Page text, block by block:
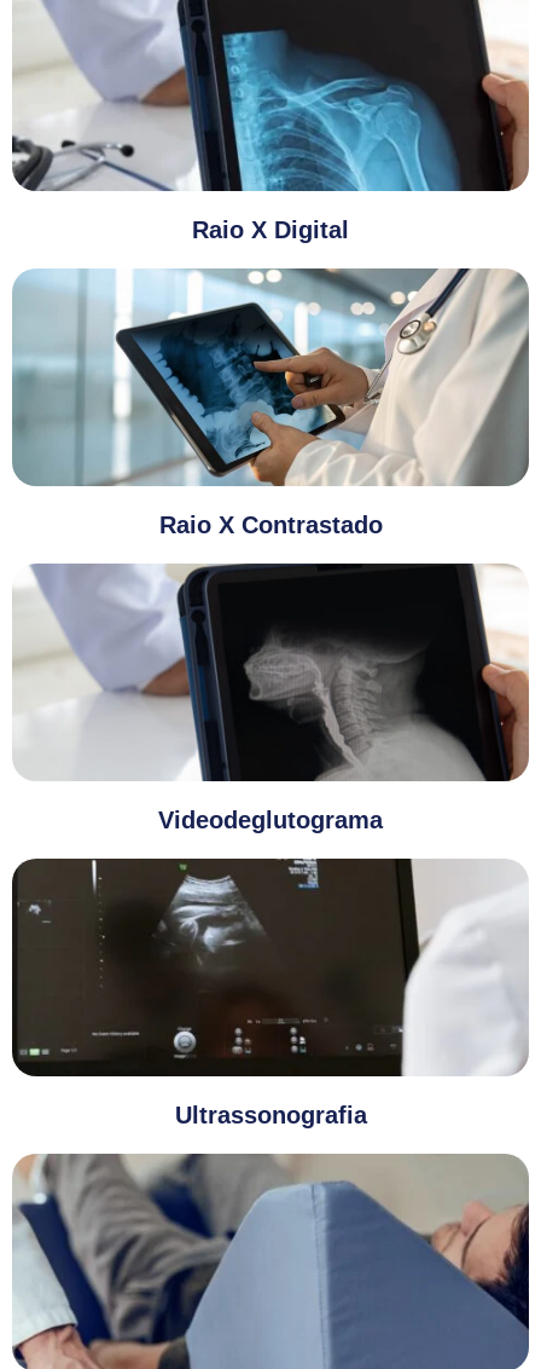
Raio X Digital
Raio X Contrastado
Videodeglutograma
Ultrassonografia